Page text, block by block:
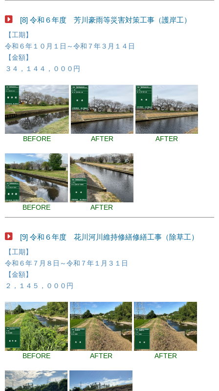
[8] 令和６年度 芳川豪雨等災害対策工事（護岸工）
【工期】
令和６年１０月１日～令和７年３月１４日
【金額】
３４，１４４，０００円
BEFORE AFTER AFTER
BEFORE AFTER
[9] 令和６年度 花川河川維持修繕修繕工事（除草工）
【工期】
令和６年７月８日～令和７年１月３１日
【金額】
２，１４５，０００円
BEFORE AFTER AFTER